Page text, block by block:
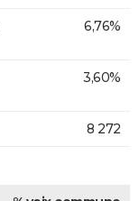
6,76%
3,60%
8 272